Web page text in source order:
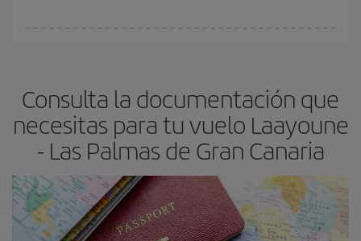
avión más baratos te saldrán. Además, si buscas los vuelos con
las fechas y los horarios del viaje un poco abiertos, podráselegir
el precio más barato.
Consulta la documentación que
necesitas para tu vuelo Laayoune
- Las Palmas de Gran Canaria